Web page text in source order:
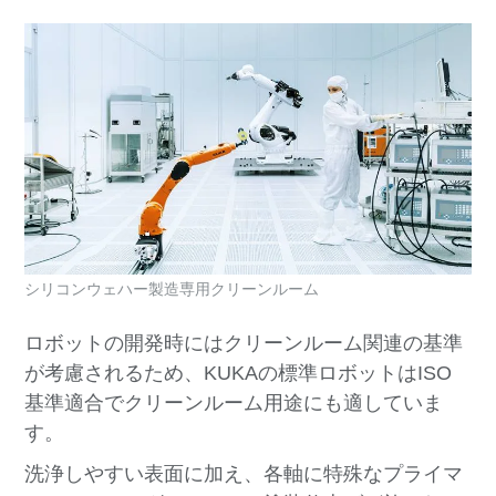
ロボットの開発時にはクリーンルーム関連の基準
が考慮されるため、KUKAの標準ロボットはISO
基準適合でクリーンルーム用途にも適していま
す。
洗浄しやすい表面に加え、各軸に特殊なプライマ
シリコンウェハー製造専用クリーンルーム